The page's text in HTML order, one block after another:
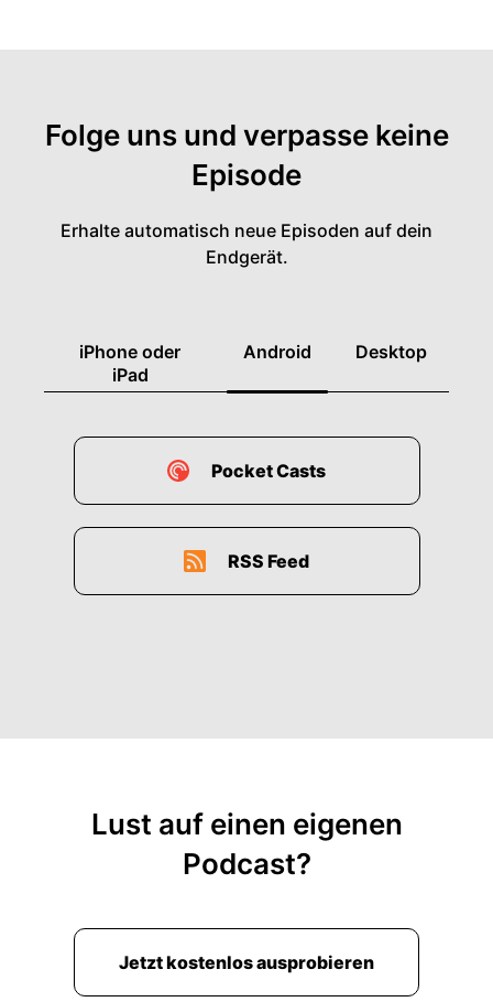
Folge uns und verpasse keine
Episode
Erhalte automatisch neue Episoden auf dein
Endgerät.
iPhone oder
iPad
Android Desktop
Pocket Casts
RSS Feed
Lust auf einen eigenen
Podcast?
Jetzt kostenlos ausprobieren